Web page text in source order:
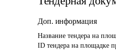
Доп. информация
Название тендера на
ID тендера на площадке